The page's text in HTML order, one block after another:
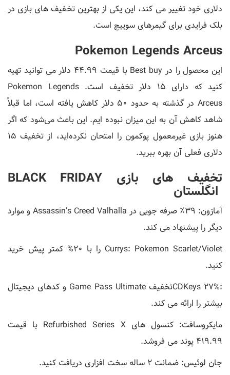
دلاری خود تغییر می کند، این یکی از بهترین تخفیف های بازی در
بلک فرایدی برای گیمرهای سوییچ است.
Pokemon Legends Arceus
این محصول را در Best buy با قیمت 44.99 دلار می توانید تهیه
کنید که دارای 15 دلار تخفیف است. Pokemon Legends
Arceus در گذشته به حدود 50 دلار کاهش یافته است، اما قبلاً
شاهد کاهش آن به این میزان نبوده ایم. این باعث می‌شود که اگر
هنوز بازی غیرمعمول پوکمون را امتحان نکرده‌اید، از تخفیف ۱۵
دلاری فعلی آن بهره ببرید.
تخفیف های بازی BLACK FRIDAY
انگلستان
آمازون: 39٪ صرفه جویی در Assassin's Creed Valhalla و موارد
دیگر را پیشنهاد می کند.
Currys: Pokemon Scarlet/Violet را با 20% کمتر پیش خرید
کنید.
:CDKeys 27%تخفیف Game Pass Ultimate و کدهای دیجیتال
بیشتر را ارائه می کند.
مایکروسافت: کنسول های Refurbished Series X با قیمت
419.99 پوند می فروشد.
جان لوئیس: ضمانت 2 ساله سخت افزاری دریافت کنید.